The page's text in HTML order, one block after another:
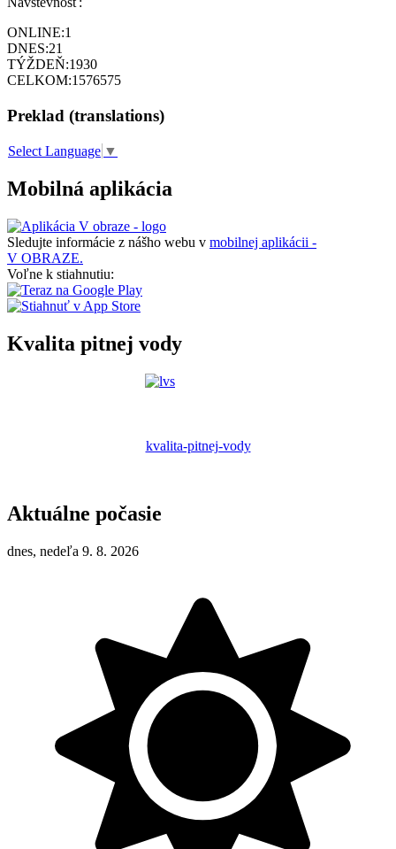
ONLINE:1
DNES:21
TÝŽDEŇ:1930
CELKOM:1576575
Preklad (translations)
Select Language ▼
Mobilná aplikácia
Sledujte informácie z nášho webu v mobilnej aplikácii -
V OBRAZE.
Voľne k stiahnutiu:
Kvalita pitnej vody
kvalita-pitnej-vody
Aktuálne počasie
dnes, nedeľa 9. 8. 2026